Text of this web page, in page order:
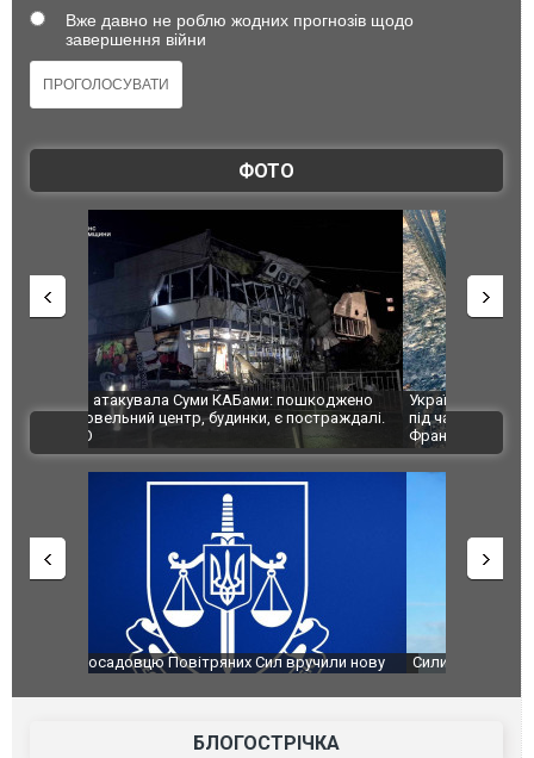
Вже давно не роблю жодних прогнозів щодо
завершення війни
ФОТО
Українські надзвичайники врятували козуленя
під час ліквідації масштабної лісової пожежі у
Франції
СБУ за
Болгарії
ВІДЕО
Сили оборони уразили Ярославський НПЗ:
атаку. ВІДЕО
Неймар
БЛОГОСТРІЧКА